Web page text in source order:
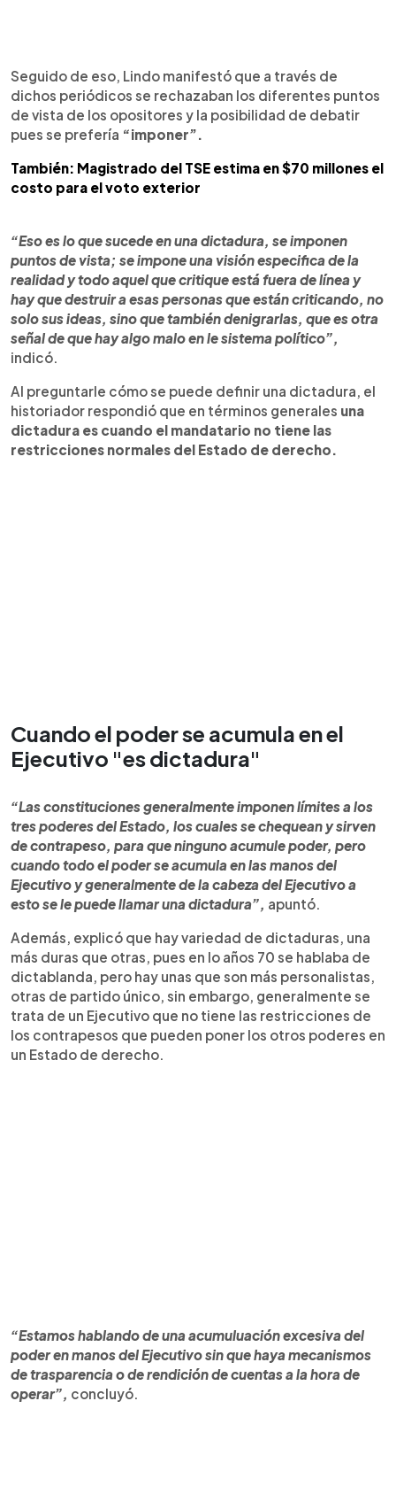
Seguido de eso, Lindo manifestó que a través de
dichos periódicos se rechazaban los diferentes puntos
de vista de los opositores y la posibilidad de debatir
pues se prefería “imponer”.
También: Magistrado del TSE estima en $70 millones el
costo para el voto exterior
“Eso es lo que sucede en una dictadura, se imponen
puntos de vista; se impone una visión especifica de la
realidad y todo aquel que critique está fuera de línea y
hay que destruir a esas personas que están criticando, no
solo sus ideas, sino que también denigrarlas, que es otra
señal de que hay algo malo en le sistema político”,
indicó.
Al preguntarle cómo se puede definir una dictadura, el
historiador respondió que en términos generales una
dictadura es cuando el mandatario no tiene las
restricciones normales del Estado de derecho.
Cuando el poder se acumula en el
Ejecutivo "es dictadura"
“Las constituciones generalmente imponen límites a los
tres poderes del Estado, los cuales se chequean y sirven
de contrapeso, para que ninguno acumule poder, pero
cuando todo el poder se acumula en las manos del
Ejecutivo y generalmente de la cabeza del Ejecutivo a
esto se le puede llamar una dictadura”, apuntó.
Además, explicó que hay variedad de dictaduras, una
más duras que otras, pues en lo años 70 se hablaba de
dictablanda, pero hay unas que son más personalistas,
otras de partido único, sin embargo, generalmente se
trata de un Ejecutivo que no tiene las restricciones de
los contrapesos que pueden poner los otros poderes en
un Estado de derecho.
“Estamos hablando de una acumuluación excesiva del
poder en manos del Ejecutivo sin que haya mecanismos
de trasparencia o de rendición de cuentas a la hora de
operar”, concluyó.